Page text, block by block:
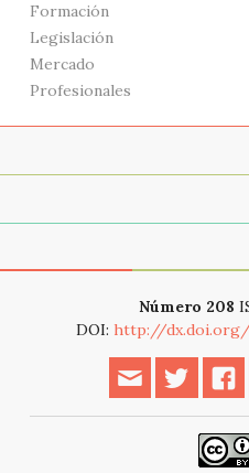
Formación
Legislación
Mercado
Profesionales
Número 208
DOI: http://dx.doi.org/